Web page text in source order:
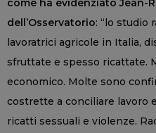
dell’Osservatorio: “lo studio
lavoratrici agricole in Italia,
sfruttate e spesso ricattate.
economico. Molte sono
costrette a conciliare lavoro
ricatti sessuali e violenze.